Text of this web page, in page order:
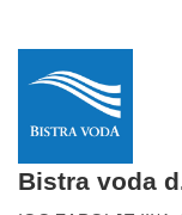
Bistra voda